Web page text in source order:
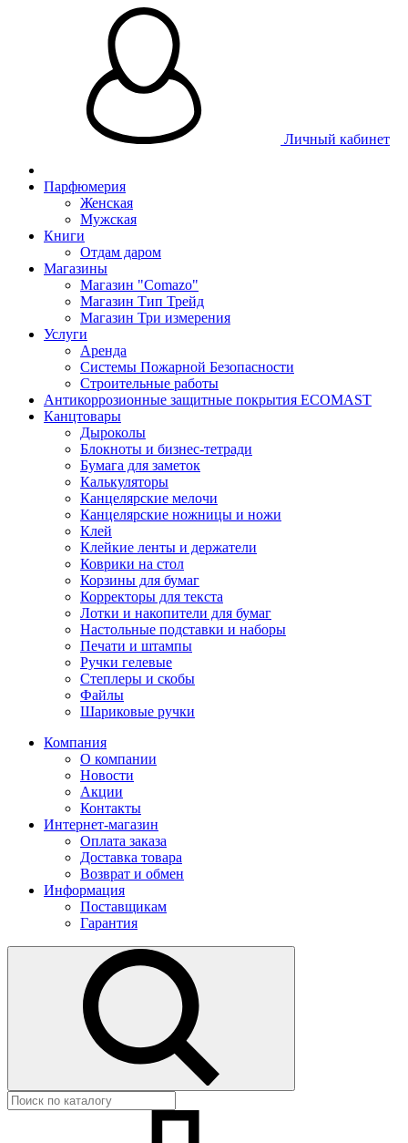
Личный кабинет
Парфюмерия
Женская
Мужская
Книги
Отдам даром
Магазины
Магазин "Comazo"
Магазин Тип Трейд
Магазин Три измерения
Услуги
Аренда
Системы Пожарной Безопасности
Строительные работы
Антикоррозионные защитные покрытия ECOMAST
Канцтовары
Дыроколы
Блокноты и бизнес-тетради
Бумага для заметок
Калькуляторы
Канцелярские мелочи
Канцелярские ножницы и ножи
Клей
Клейкие ленты и держатели
Коврики на стол
Корзины для бумаг
Корректоры для текста
Лотки и накопители для бумаг
Настольные подставки и наборы
Печати и штампы
Ручки гелевые
Степлеры и скобы
Файлы
Шариковые ручки
Компания
О компании
Новости
Акции
Контакты
Интернет-магазин
Оплата заказа
Доставка товара
Возврат и обмен
Информация
Поставщикам
Гарантия